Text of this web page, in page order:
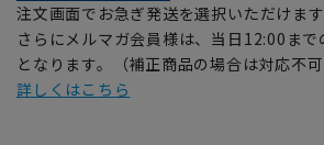
注文画面でお急ぎ発送を選択いただけます
さらにメルマガ会員様は、当日12:00ま
となります。（補正商品の場合は対応不可
詳しくはこちら